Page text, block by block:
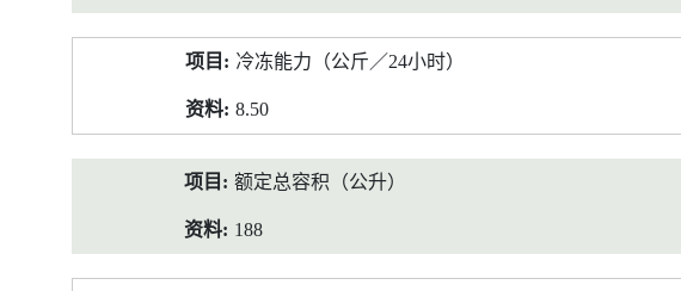
冷冻能力（公斤／24小时）
8.50
额定总容积（公升）
188